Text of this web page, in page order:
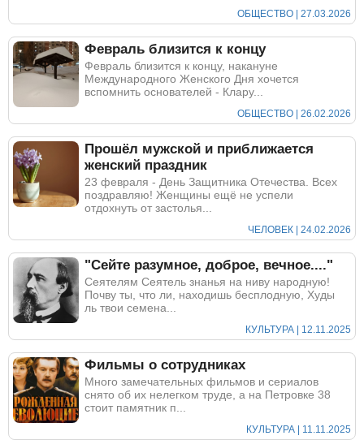
ОБЩЕСТВО | 27.03.2026
Февраль близится к концу
Февраль близится к концу, накануне
Международного Женского Дня хочется
вспомнить основателей - Клару...
ОБЩЕСТВО | 26.02.2026
Прошёл мужской и приближается
женский праздник
23 февраля - День Защитника Отечества. Всех
поздравляю! Женщины ещё не успели
отдохнуть от застолья...
ЧЕЛОВЕК | 24.02.2026
"Сейте разумное, доброе, вечное...."
Сеятелям Сеятель знанья на ниву народную!
Почву ты, что ли, находишь бесплодную, Худы
ль твои семена...
КУЛЬТУРА | 12.11.2025
Фильмы о сотрудниках
Много замечательных фильмов и сериалов
снято об их нелегком труде, а на Петровке 38
стоит памятник п...
КУЛЬТУРА | 11.11.2025